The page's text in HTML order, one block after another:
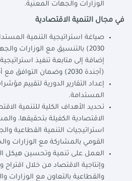
الوزارات والجهات المعنية.
في مجال التنمية الاقتصادية
صياغة استراتيجية التنمية
2030) بالتنسيق مع الوزارات
إضافة إلى متابعة تنفيذ
(أجندة 2030) وضمان التوافق مع أجندة 2063.
إعداد التقارير الدورية لتقييم
المستدامة.
تحديد الأهداف الكلية للتنمية
الاقتصادية الكفيلة بتحقيقها،
استراتيجيات التنمية القطاعية
القومي بالمشاركة مع الوزارات
العمل على تنمية وتحسين هيكل
وإنتاجية الاقتصاد من خلال اقتراح
والقطاعية بالتعاون مع الوزارات